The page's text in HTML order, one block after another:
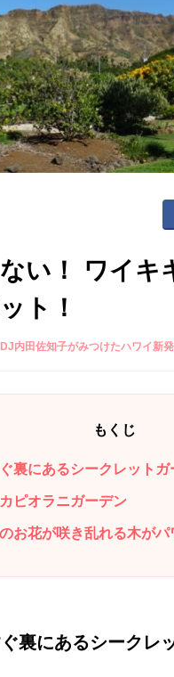
い！ ワイキ
ト！
内田佐知子がみつけたハワイ新発
もくじ
裏にあるシークレットガ
ピオラニガーデン
お花が咲き乱れる木がパ
裏にあるシークレ